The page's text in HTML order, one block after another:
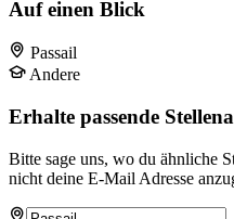
Auf einen Blick
Passail
Andere
Erhalte passende
Bitte sage uns, wo du ähnliche
nicht deine E-Mail Adresse